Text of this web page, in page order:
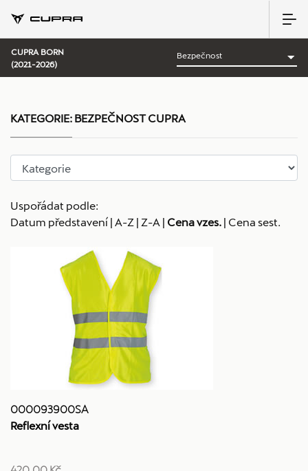
CUPRA BORN
(2021-2026)
Uspořádat podle:
Datum představení | A-Z | Z-A | Cena vzes. | Cena sest.
000093900SA
Reflexní vesta
KATEGORIE: BEZPEČNOST CUPRA